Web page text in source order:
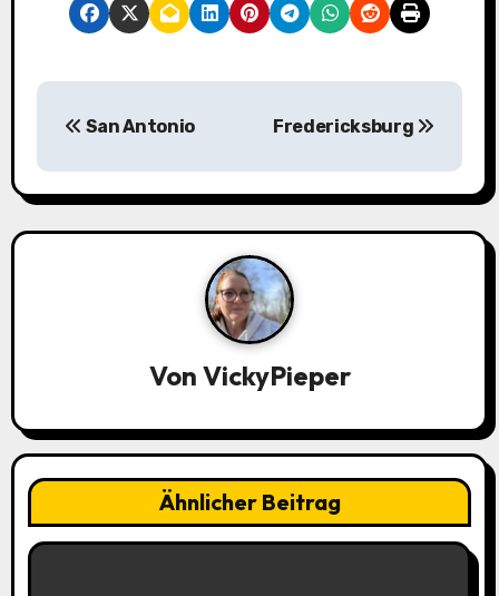
B
i
t
s
n
a
v
San Antonio Fredericksburg
Von VickyPieper
Ähnlicher Beitrag